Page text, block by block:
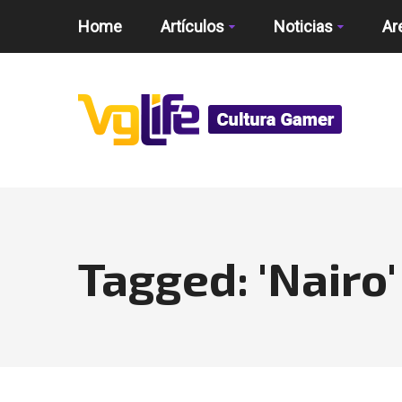
Home Artículos Noticias
Tagged: 'Nairo'